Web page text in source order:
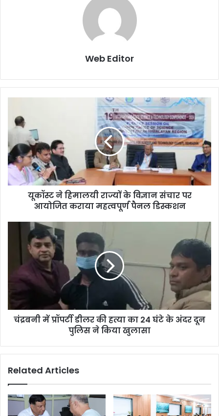
Web Editor
यूकॉस्ट ने हिमालयी राज्यों के विज्ञान संचार पर
आयोजित कराया महत्वपूर्ण पैनल डिस्कशन
चंद्रबनी में प्रॉपर्टी डीलर की हत्या का 24 घंटे के अंदर दून
पुलिस ने किया खुलासा
Related Articles